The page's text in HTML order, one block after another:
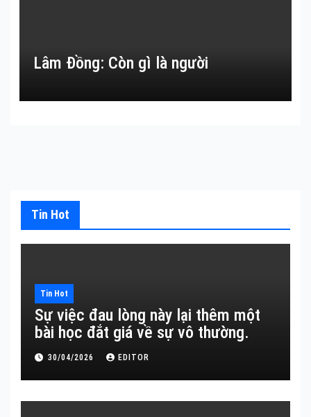
Lâm Đồng: Còn gì là người
Tin Hot
Tin Hot
Sự việc đau lòng này lại thêm một
bài học đắt giá về sự vô thường.
30/04/2026 EDITOR